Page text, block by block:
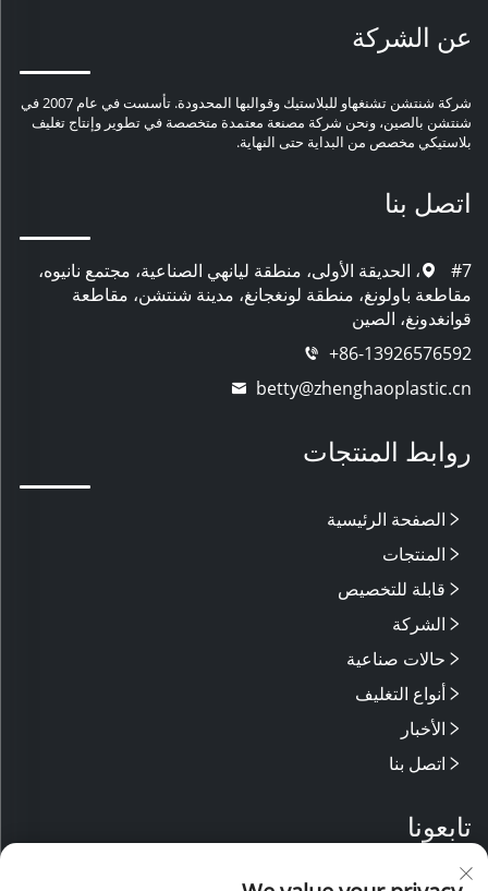
عن الشركة
شركة شنتشن تشنغهاو للبلاستيك وقوالبها المحدودة. تأسست في عام 2007 في
شنتشن بالصين، ونحن شركة مصنعة معتمدة متخصصة في تطوير وإنتاج تغليف
بلاستيكي مخصص من البداية حتى النهاية.
اتصل بنا
#7، الحديقة الأولى، منطقة ليانهي الصناعية، مجتمع نانيوه،
مقاطعة باولونغ، منطقة لونغجانغ، مدينة شنتشن، مقاطعة
قوانغدونغ، الصين
+86-13926576592
betty@zhenghaoplastic.cn
روابط المنتجات
الصفحة الرئيسية
المنتجات
قابلة للتخصيص
الشركة
حالات صناعية
أنواع التغليف
الأخبار
اتصل بنا
تابعونا